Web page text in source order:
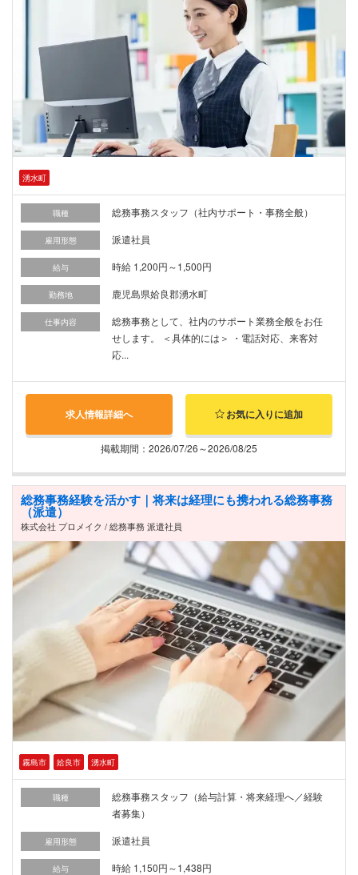
湧水町
職種 総務事務スタッフ（社内サポート・事務全般）
雇用形態 派遣社員
給与 時給 1,200円～1,500円
勤務地 鹿児島県姶良郡湧水町
仕事内容
総務事務として、社内のサポート業務全般をお任
せします。 ＜具体的には＞ ・電話対応、来客対
応...
求人情報詳細へ お気に入りに追加
掲載期間：2026/07/26～2026/08/25
総務事務経験を活かす｜将来は経理にも携われる総務事務
（派遣）
株式会社 プロメイク / 総務事務 派遣社員
霧島市 姶良市 湧水町
職種
総務事務スタッフ（給与計算・将来経理へ／経験
者募集）
雇用形態 派遣社員
給与 時給 1,150円～1,438円